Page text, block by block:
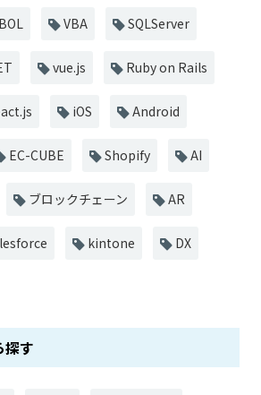
VBA SQLServer
vue.js Ruby on Rails
iOS Android
EC-CUBE Shopify AI
ブロックチェーン AR
kintone DX
探す